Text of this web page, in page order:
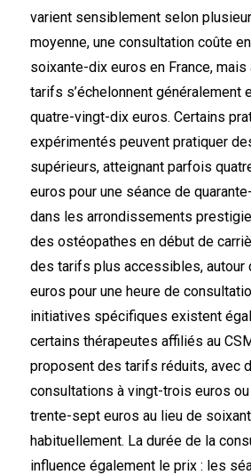
varient sensiblement selon
moyenne, une consultation coûte
soixante-dix euros en France,
tarifs s’échelonnent généralement
quatre-vingt-dix euros. Certains
expérimentés peuvent pratiquer
supérieurs, atteignant parfois
euros pour une séance de
dans les arrondissements
des ostéopathes en début de
des tarifs plus accessibles, autour
euros pour une heure de
initiatives spécifiques existent
certains thérapeutes affiliés au
proposent des tarifs réduits, avec
consultations à vingt-trois euros
trente-sept euros au lieu de
habituellement. La durée de la
influence également le prix : les